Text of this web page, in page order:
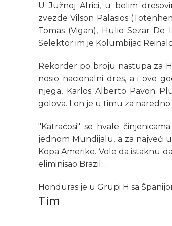
U Južnoj Africi, u belim
zvezde Vilson Palasios
Tomas (Vigan), Hulio Sezar
Selektor im je Kolumbijac
Rekorder po broju nastupa za
nosio nacionalni dres, a i ove
njega, Karlos Alberto Pavon
golova. I on je u timu za naredno
"Katraćosi" se hvale
jednom Mundijalu, a za najveći
Kopa Amerike. Vole da istaknu
eliminisao Brazil…
Honduras je u Grupi H sa
Tim